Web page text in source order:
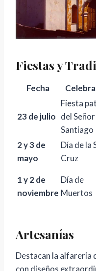
Fiestas y
Fecha
23 de julio
Fiesta
del Señor
Santiago
2 y 3 de
mayo
Día de la
Cruz
1 y 2 de
noviembre
Día de
Muertos
Artesanías
Destacan la alfarería
con diseños